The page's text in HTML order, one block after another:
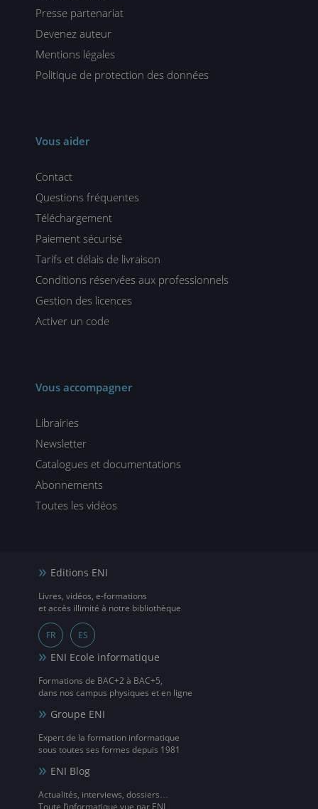
Presse partenariat
Devenez auteur
Mentions légales
Politique de protection des données
Vous aider
Contact
Questions fréquentes
Téléchargement
Paiement sécurisé
Tarifs et délais de livraison
Conditions réservées aux professionnels
Gestion des licences
Activer un code
Vous accompagner
Librairies
Newsletter
Catalogues et documentations
Abonnements
Toutes les vidéos
Editions ENI
Livres, vidéos, e-formations
et accès illimité à notre bibliothèque
FR ES
ENI Ecole informatique
Formations de BAC+2 à BAC+5,
dans nos campus physiques et en ligne
Groupe ENI
Expert de la formation informatique
sous toutes ses formes depuis 1981
ENI Blog
Actualités, interviews, dossiers…
Toute l’informatique vue par ENI